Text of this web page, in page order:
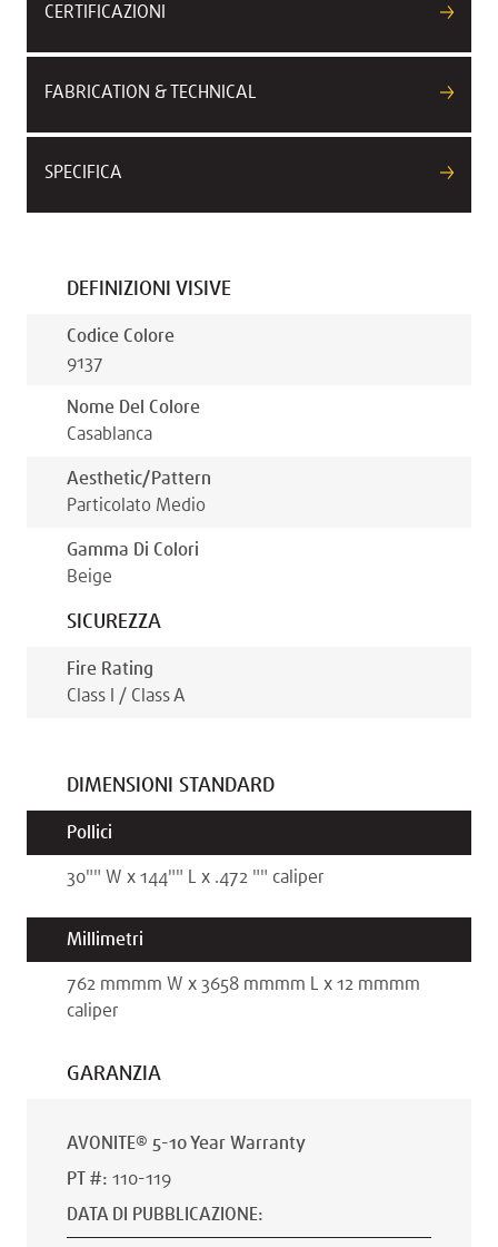
CERTIFICAZIONI
FABRICATION & TECHNICAL
SPECIFICA
DEFINIZIONI VISIVE
Codice Colore
9137
Nome Del Colore
Casablanca
Aesthetic/pattern
Particolato Medio
Gamma Di Colori
Beige
SICUREZZA
Fire Rating
Class I / Class A
DIMENSIONI STANDARD
Pollici
30"" W x 144"" L x .472 "" caliper
Millimetri
762 mmmm W x 3658 mmmm L x 12 mmmm
caliper
GARANZIA
AVONITE® 5-10 Year Warranty
PT #: 110-119
DATA DI PUBBLICAZIONE: